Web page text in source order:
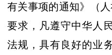
有关事项的通知》（
要求，凡遵守中华人
法规，具有良好的业